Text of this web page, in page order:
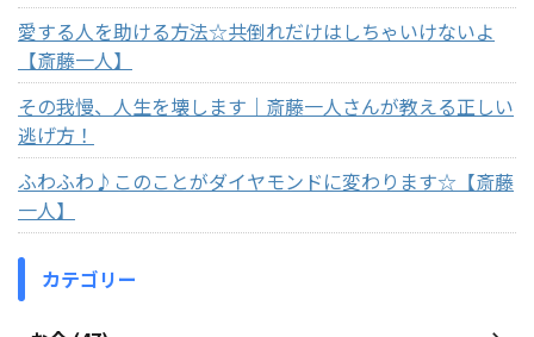
愛する人を助ける方法☆共倒れだけはしちゃいけないよ
【斎藤一人】
その我慢、人生を壊します｜斎藤一人さんが教える正しい
逃げ方！
ふわふわ♪このことがダイヤモンドに変わります☆【斎藤
一人】
カテゴリー